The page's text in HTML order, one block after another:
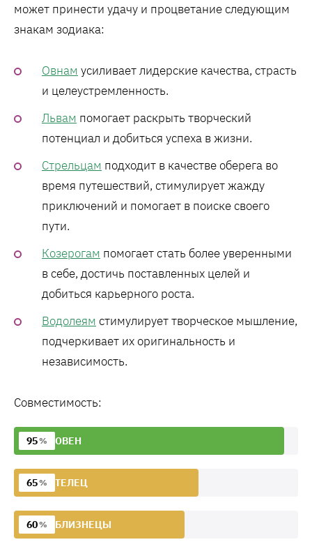
может принести удачу и процветание следующим
знакам зодиака:
Овнам усиливает лидерские качества, страсть
и целеустремленность.
Львам помогает раскрыть творческий
потенциал и добиться успеха в жизни.
Стрельцам подходит в качестве оберега во
время путешествий, стимулирует жажду
приключений и помогает в поиске своего
пути.
Козерогам помогает стать более уверенными
в себе, достичь поставленных целей и
добиться карьерного роста.
Водолеям стимулирует творческое мышление,
подчеркивает их оригинальность и
независимость.
Совместимость:
95% ОВЕН
65% ТЕЛЕЦ
60% БЛИЗНЕЦЫ